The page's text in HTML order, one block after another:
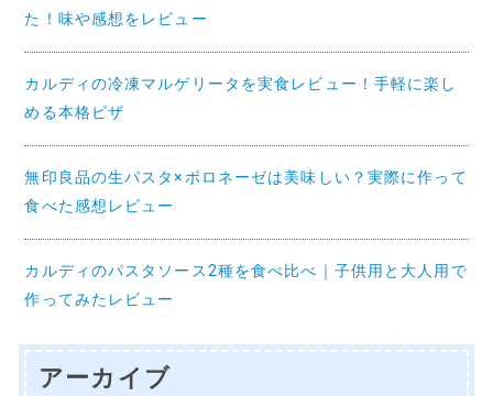
た！味や感想をレビュー
カルディの冷凍マルゲリータを実食レビュー！手軽に楽し
める本格ピザ
無印良品の生パスタ×ボロネーゼは美味しい？実際に作って
食べた感想レビュー
カルディのパスタソース2種を食べ比べ｜子供用と大人用で
作ってみたレビュー
アーカイブ